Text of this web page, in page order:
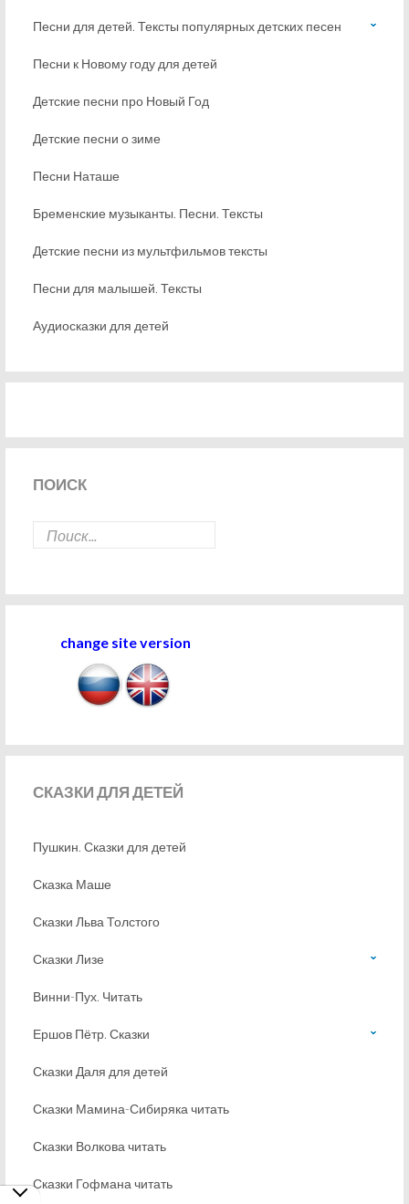
Песни для детей. Тексты популярных детских песен
Песни к Новому году для детей
Детские песни про Новый Год
Детские песни о зиме
Песни Наташе
Бременские музыканты. Песни. Тексты
Детские песни из мультфильмов тексты
Песни для малышей. Тексты
Аудиосказки для детей
ПОИСК
change site version
СКАЗКИДЛЯ ДЕТЕЙ
Пушкин. Сказки для детей
Сказка Маше
Сказки Льва Толстого
Сказки Лизе
Винни-Пух. Читать
Ершов Пётр. Сказки
Сказки Даля для детей
Сказки Мамина-Сибиряка читать
Сказки Волкова читать
Сказки Гофмана читать